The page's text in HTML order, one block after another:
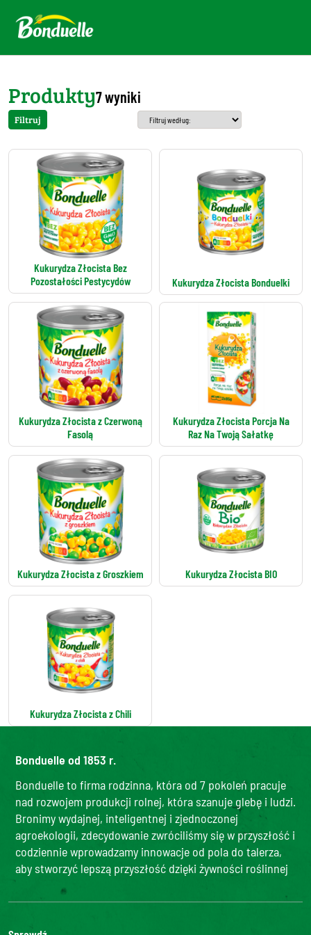
Produkty7 wyniki
Filtruj
Kukurydza Złocista Bez
Pozostałości Pestycydów
Kukurydza Złocista Bonduelki
Kukurydza Złocista z Czerwoną
Fasolą
Kukurydza Złocista Porcja Na
Raz Na Twoją Sałatkę
Kukurydza Złocista z Groszkiem Kukurydza Złocista BIO
Kukurydza Złocista z Chili
Bonduelle od 1853 r.
Bonduelle to firma rodzinna, która od 7 pokoleń pracuje
nad rozwojem produkcji rolnej, która szanuje glebę i ludzi.
Bronimy wydajnej, inteligentnej i zjednoczonej
agroekologii, zdecydowanie zwróciliśmy się w przyszłość i
codziennie wprowadzamy innowacje od pola do talerza,
aby stworzyć lepszą przyszłość dzięki żywności roślinnej